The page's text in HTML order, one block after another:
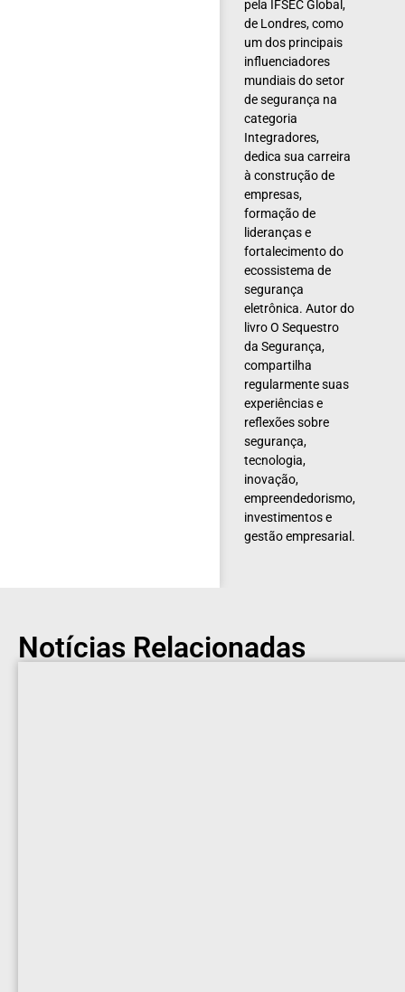
pela IFSEC Global,
de Londres, como
um dos principais
influenciadores
mundiais do setor
de segurança na
categoria
Integradores,
dedica sua carreira
à construção de
empresas,
formação de
lideranças e
fortalecimento do
ecossistema de
segurança
eletrônica. Autor do
livro O Sequestro
da Segurança,
compartilha
regularmente suas
experiências e
reflexões sobre
segurança,
tecnologia,
inovação,
empreendedorismo,
investimentos e
gestão empresarial.
Notícias Relacionadas